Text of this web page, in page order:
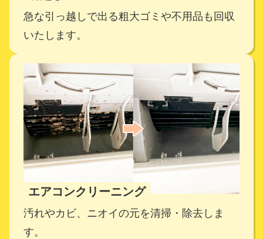
急な引っ越しで出る粗大ゴミや不用品も回収
いたします。
エアコンクリーニング
汚れやカビ、ニオイの元を清掃・除去しま
す。